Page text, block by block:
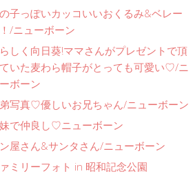
子っぽいカッコいいおくるみ&ベレー
/ニューボーン
しく向日葵!ママさんがプレゼントで頂
いた麦わら帽子がとっても可愛い♡/ニ
ボーン
写真♡優しいお兄ちゃん/ニューボーン
で仲良し♡ニューボーン
屋さん&サンタさん/ニューボーン
ミリーフォト in 昭和記念公園